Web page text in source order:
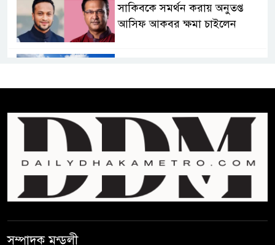
সাকিবকে সমর্থন করায় অনুতপ্ত
আসিফ আকবর ক্ষমা চাইলেন
প্রথম শ্রেণি ছাড়া অন্য সব শ্রেণিতে
হবে ভর্তি পরীক্ষা: শিক্ষা মন্ত্রণালয়
জনগনের অধিকার আদায়ে এসেছিঃ
জামাতের আমির
সম্পাদক মন্ডলী